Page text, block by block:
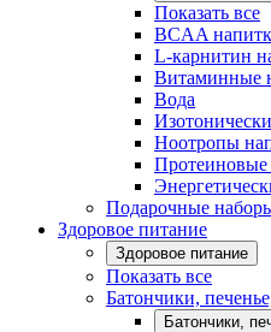
Показать все
BCAA
L-карнитин
Витаминные
Вода
Ноотропы
Протеиновые
Подарочные
Здоровое питание
Здоровое питание
Показать все
Батончики,
Батончики,